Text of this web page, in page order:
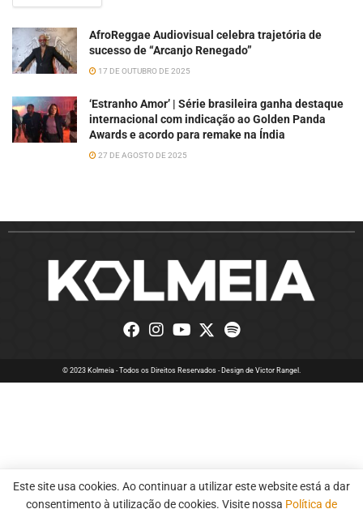
AfroReggae Audiovisual celebra trajetória de
sucesso de “Arcanjo Renegado”
17 DE OUTUBRO DE 2025
‘Estranho Amor’ | Série brasileira ganha destaque
internacional com indicação ao Golden Panda
Awards e acordo para remake na Índia
27 DE AGOSTO DE 2025
© 2023 Kolmeia - Todos os Direitos Reservados - Design de Victor Rangel.
Este site usa cookies. Ao continuar a utilizar este website está a dar
consentimento à utilização de cookies. Visite nossa Política de